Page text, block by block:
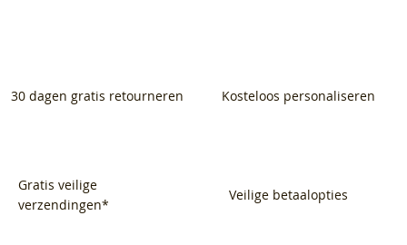
30 dagen gratis retourneren Kosteloos personaliseren
Gratis veilige
verzendingen*
Veilige betaalopties